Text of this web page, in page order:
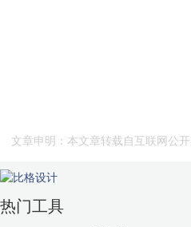
文章申明：本文章转载自互联网公
热门工具